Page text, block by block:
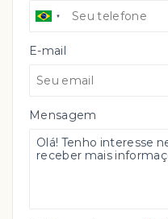
E-mail
Mensagem